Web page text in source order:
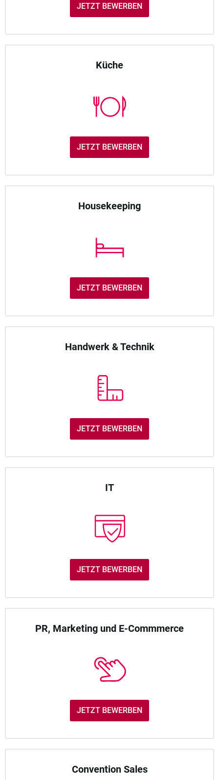
JETZT BEWERBEN
Küche
JETZT BEWERBEN
Housekeeping
JETZT BEWERBEN
Handwerk & Technik
JETZT BEWERBEN
IT
JETZT BEWERBEN
PR, Marketing und E-Commmerce
JETZT BEWERBEN
Convention Sales